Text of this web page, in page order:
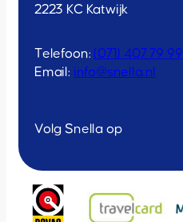
2223 KC Katwijk
Telefoon:(071) 407 79 99
Email: info@snella.nl
Volg Snella op